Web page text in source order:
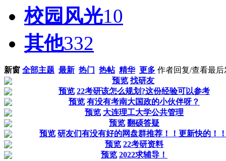
校园风光10
其他332
新窗 全部主题 最新 热门 热帖 精华 更多 作者回复/查看最后
预览 找研友
预览 22考研该怎么规划?这份经验可以参考
预览 有没有考南大国政的小伙伴呀？
预览 大连理工大学公共管理
预览 翻硕答疑
预览 研友们有没有好的网盘群推荐！！更新快的！
预览 22考研资料
预览 2022求辅导！